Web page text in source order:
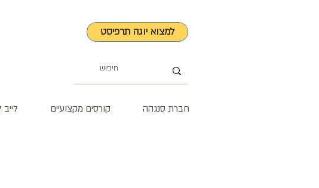
למצוא יוגה תרפיסט
חברת סנגהה קורסים מקצועיים